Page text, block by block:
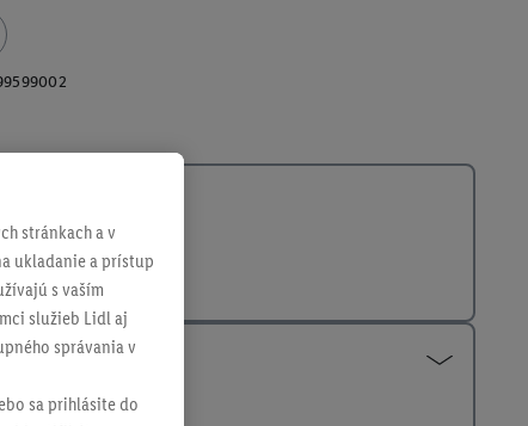
stránkach a v
ukladanie a prístup
s vaším
služieb Lidl aj
správania v
sa prihlásite do